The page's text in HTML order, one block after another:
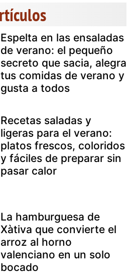
Espelta en las ensaladas
de verano: el pequeño
secreto que sacia, alegra
tus comidas de verano y
gusta a todos
Recetas saladas y
ligeras para el verano:
platos frescos, coloridos
y fáciles de preparar sin
pasar calor
La hamburguesa de
Xàtiva que convierte el
arroz al horno
valenciano en un solo
bocado